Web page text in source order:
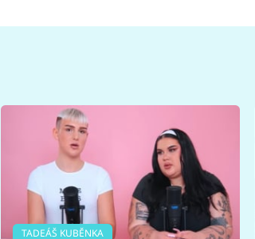
TADEÁŠ KUBĚNKA